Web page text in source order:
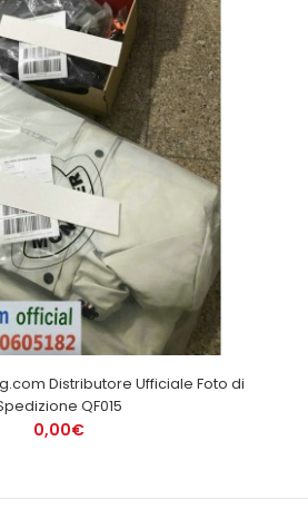
Distributore Ufficiale Foto di
QF015
0,00€